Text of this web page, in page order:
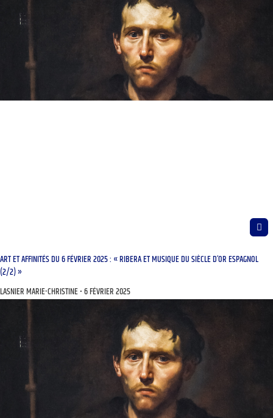
ART ET AFFINITÉS DU 6 FÉVRIER 2025 : « RIBERA ET MUSIQUE DU SIÈCLE D’OR ESPAGNOL
(2/2) »
LASNIER MARIE-CHRISTINE 6 FÉVRIER 2025